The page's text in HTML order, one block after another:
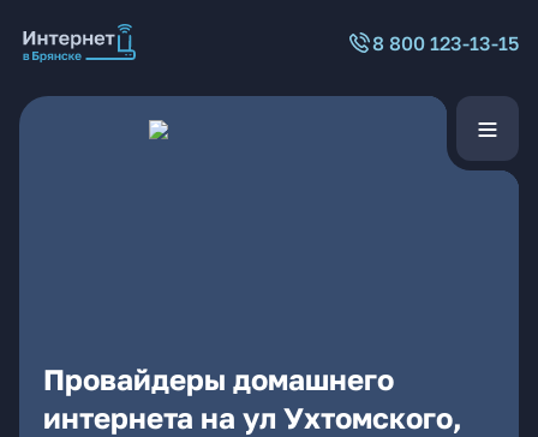
8 800 123-13-15
Провайдеры домашнего
интернета на ул Ухтомского,